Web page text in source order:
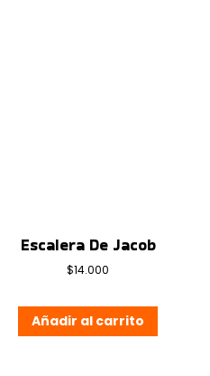
Escalera De Jacob
$14.000
Añadir al carrito